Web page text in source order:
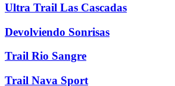
Ultra Trail Las Cascadas
Devolviendo Sonrisas
Trail Rio Sangre
Trail Nava Sport